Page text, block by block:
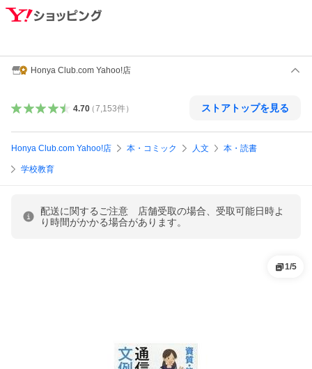
Honya Club.com Yahoo!店
4.70（7,153件） ストアトップを見る
Honya Club.com Yahoo!店 本・コミック 人文 本・読書
学校教育
配送に関するご注意 店舗受取の場合、受取可能日時よ
り時間がかかる場合があります。
1/5